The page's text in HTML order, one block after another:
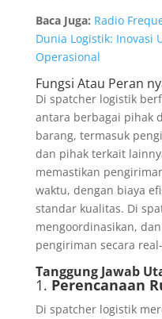
Baca Juga: Radio
Dunia Logistik: Inovasi
Operasional
Fungsi Atau Peran
Di spatcher logistik
antara berbagai pihak
barang, termasuk
dan pihak terkait
memastikan
waktu, dengan biaya
standar kualitas. Di
mengoordinasikan,
pengiriman secara
Tanggung Jawab
1. Perencanaan
Di spatcher logistik